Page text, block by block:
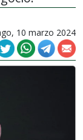
10 marzo 2024